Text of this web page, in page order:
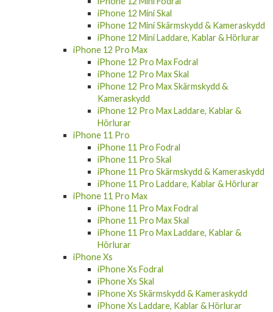
iPhone 12 Mini Skal
iPhone 12 Mini Skärmskydd & Kameraskydd
iPhone 12 Mini Laddare, Kablar & Hörlurar
iPhone 12 Pro Max
iPhone 12 Pro Max Fodral
iPhone 12 Pro Max Skal
iPhone 12 Pro Max Skärmskydd &
Kameraskydd
iPhone 12 Pro Max Laddare, Kablar &
Hörlurar
iPhone 11 Pro
iPhone 11 Pro Fodral
iPhone 11 Pro Skal
iPhone 11 Pro Skärmskydd & Kameraskydd
iPhone 11 Pro Laddare, Kablar & Hörlurar
iPhone 11 Pro Max
iPhone 11 Pro Max Fodral
iPhone 11 Pro Max Skal
iPhone 11 Pro Max Laddare, Kablar &
Hörlurar
iPhone Xs
iPhone Xs Fodral
iPhone Xs Skal
iPhone Xs Skärmskydd & Kameraskydd
iPhone Xs Laddare, Kablar & Hörlurar